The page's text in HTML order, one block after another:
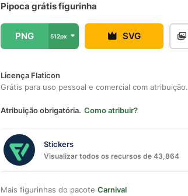
Pipoca grátis figurinha
PNG 512px SVG
Licença Flaticon
Grátis para uso pessoal e comercial com atribuição.
Atribuição obrigatória. Como atribuir?
Stickers
Visualizar todos os recursos de 43,864
Mais figurinhas do pacote Carnival